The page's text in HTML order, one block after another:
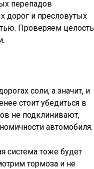
перепадов
дорог и пресловутых
Проверяем целость
соли, а значит, и
стоит убедиться в
не подклинивают,
автомобиля.
система тоже будет
тормоза и не